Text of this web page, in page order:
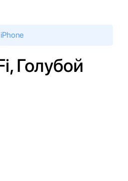
Голубой